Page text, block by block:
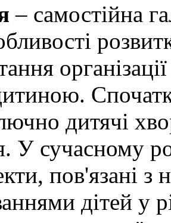
– самостійна
дитячі
У сучасному
пов'язані
дітей у